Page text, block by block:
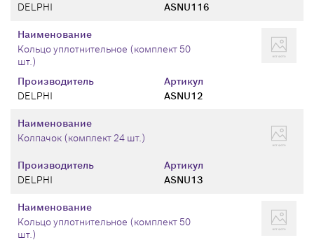
DELPHI
ASNU116
Производитель
DELPHI
Артикул
ASNU12
Наименование
Кольцо уплотнительное (комплект 50
шт.)
Производитель
DELPHI
Артикул
ASNU13
Наименование
Колпачок (комплект 24 шт.)
Наименование
Кольцо уплотнительное (комплект 50
шт.)